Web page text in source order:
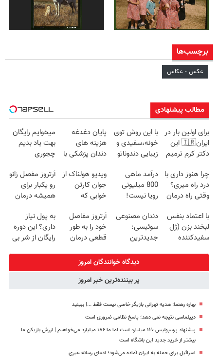
برچسب‌ها
عکس - عکاس
مطالب پیشنهادی
برای اولین بار در
ایران🇮🇷 این
دکتر کرم ترمیم
ساخت!
با این روش توی
خونه،سفیدی و
زیبایی دندوناتو
(40%off)
پایان دغدغه
هزینه های
دندان پزشکی با
خانگی
میخوایم رایگان
بهت یاد بدیم
چجوری
نداری امتحانش
مجانیه
چرا هنوز داری با
درد راه میری؟
وقتی راه درمان
درآمد ماهی
800 میلیونی
رویا نیست!
مجانیه😉
ویدیو هولناک از
جوان کارتن
خوابی که
آموزش رایگان
آرتروز مفصل زانو
رو یکبار برای
همیشه درمان
◗پرسش‌نامه◖
با اعتماد بنفس
لبخند بزن (ژل
سفیدکننده
دندان مصنوعی
سوئیسی:
جدیدترین
سبک و مقاوم |
پرداخت قسطی
آرتروز مفاصل
خود را به طور
قطعی درمان
◗پرسش‌نامه◖
به پول نیاز
داری؟ این دوره
رایگان از شر بی
دیدگاه خوانندگان امروز
پر بیننده‌ترین خبر امروز
بهاره رهنما: هدیه تهرانی بازیگر خاصی نیست فقط ...|‌ ببینید
دیپلماسی نتیجه‌ نمی دهد؛ پاسخ نظامی ضروری است
پیشنهاد پرسپولیس ۱۲۰ میلیارد است اما ما ۱۸۶ میلیارد می‌خواهیم | ارزش بازیکن ما
بیشتر از خرید جدید این باشگاه است
اسرائیل برای حمله به ایران آماده می‌شود؛ ادعای رسانه عبری